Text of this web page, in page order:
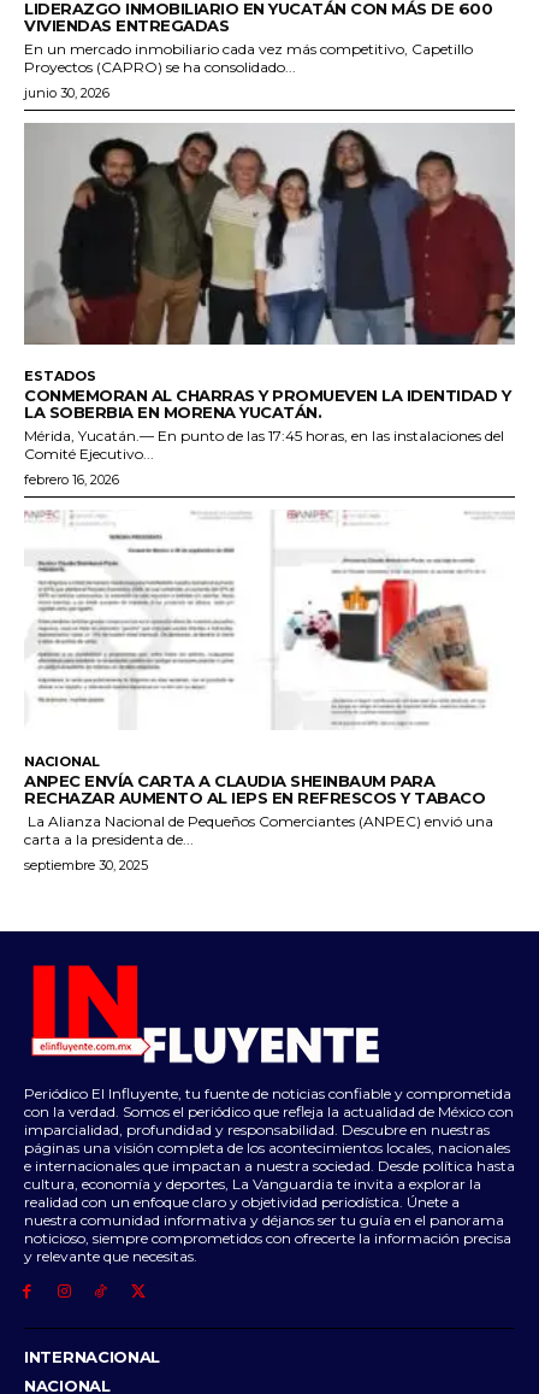
LIDERAZGO INMOBILIARIO EN YUCATÁN CON MÁS DE 600
VIVIENDAS ENTREGADAS
En un mercado inmobiliario cada vez más competitivo, Capetillo
Proyectos (CAPRO) se ha consolidado...
junio 30, 2026
ESTADOS
CONMEMORAN AL CHARRAS Y PROMUEVEN LA IDENTIDAD Y
LA SOBERBIA EN MORENA YUCATÁN.
Mérida, Yucatán.— En punto de las 17:45 horas, en las instalaciones del
Comité Ejecutivo...
febrero 16, 2026
NACIONAL
ANPEC ENVÍA CARTA A CLAUDIA SHEINBAUM PARA
RECHAZAR AUMENTO AL IEPS EN REFRESCOS Y TABACO
La Alianza Nacional de Pequeños Comerciantes (ANPEC) envió una
carta a la presidenta de...
septiembre 30, 2025
Periódico El Influyente, tu fuente de noticias confiable y comprometida
con la verdad. Somos el periódico que refleja la actualidad de México con
imparcialidad, profundidad y responsabilidad. Descubre en nuestras
páginas una visión completa de los acontecimientos locales, nacionales
e internacionales que impactan a nuestra sociedad. Desde política hasta
cultura, economía y deportes, La Vanguardia te invita a explorar la
realidad con un enfoque claro y objetividad periodística. Únete a
nuestra comunidad informativa y déjanos ser tu guía en el panorama
noticioso, siempre comprometidos con ofrecerte la información precisa
y relevante que necesitas.
INTERNACIONAL
NACIONAL